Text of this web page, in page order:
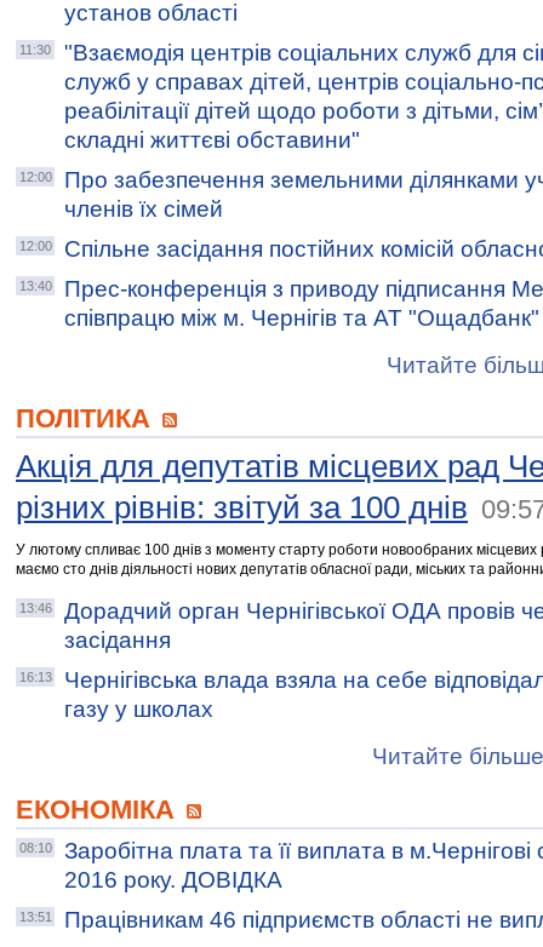
установ області
11:30
"Взаємодія центрів соціальних служб для
служб у справах дітей, центрів соціально-
реабілітації дітей щодо роботи з дітьми,
складні життєві обставини"
12:00
Про забезпечення земельними ділянками
членів їх сімей
12:00 Спільне засідання постійних комісій
13:40
Прес-конференція з приводу підписання
співпрацю між м. Чернігів та АТ "Ощадбанк"
Читайте
ПОЛІТИКА
Акція для депутатів місцевих рад
різних рівнів: звітуй за 100 днів
У лютому спливає 100 днів з моменту старту роботи новообраних
маємо сто днів діяльності нових депутатів обласної ради, міських та
13:46
Дорадчий орган Чернігівської ОДА провів
засідання
16:13
Чернігівська влада взяла на себе
газу у школах
Читайте
ЕКОНОМІКА
08:10
Заробітна плата та її виплата в
2016 року. ДОВІДКА
13:51
Працівникам 46 підприємств області не